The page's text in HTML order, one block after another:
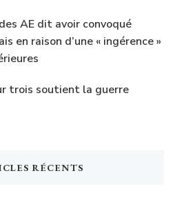
AE dit avoir convoqué
en raison d’une « ingérence »
trois soutient la guerre
RÉCENTS